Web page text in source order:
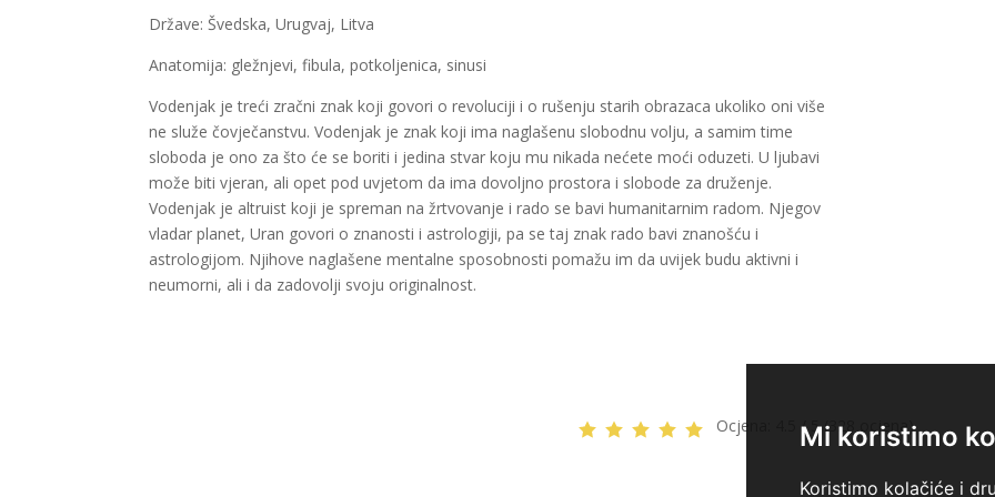
Mi koristimo
Koristimo kolačiće i
Države: Švedska, Urugvaj, Litva
Anatomija: gležnjevi, fibula, potkoljenica, sinusi
Vodenjak je treći zračni znak koji govori o revoluciji i o rušenju starih obrazaca ukoliko oni više
ne služe čovječanstvu. Vodenjak je znak koji ima naglašenu slobodnu volju, a samim time
sloboda je ono za što će se boriti i jedina stvar koju mu nikada nećete moći oduzeti. U ljubavi
može biti vjeran, ali opet pod uvjetom da ima dovoljno prostora i slobode za druženje.
Vodenjak je altruist koji je spreman na žrtvovanje i rado se bavi humanitarnim radom. Njegov
vladar planet, Uran govori o znanosti i astrologiji, pa se taj znak rado bavi znanošću i
astrologijom. Njihove naglašene mentalne sposobnosti pomažu im da uvijek budu aktivni i
neumorni, ali i da zadovolji svoju originalnost.
Ocjena: 4.5 / 5 (328 ocjena)